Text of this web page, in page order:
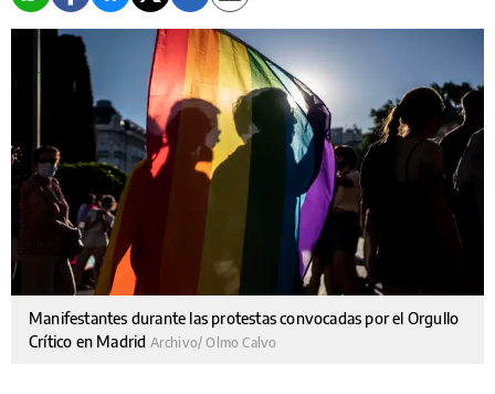
Manifestantes durante las protestas convocadas por el Orgullo
Crítico en Madrid Archivo/ Olmo Calvo